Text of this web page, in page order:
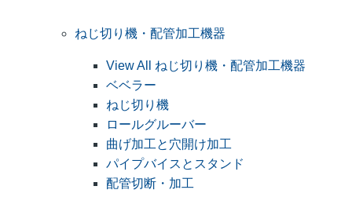
ねじ切り機・配管加工機器
View All ねじ切り機・配管加工機器
ベベラー
ねじ切り機
ロールグルーバー
曲げ加工と穴開け加工
パイプバイスとスタンド
配管切断・加工